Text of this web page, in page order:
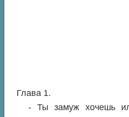
Глава 1.
- Ты замуж хочешь